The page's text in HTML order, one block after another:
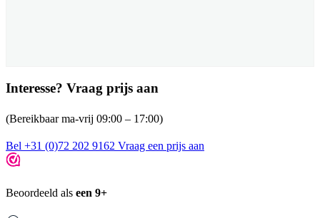
Interesse? Vraag prijs aan
(Bereikbaar ma-vrij 09:00 – 17:00)
Bel +31 (0)72 202 9162 Vraag een prijs aan
Beoordeeld als een 9+